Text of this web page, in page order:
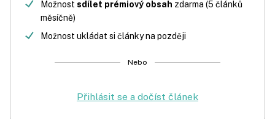
Možnost sdílet prémiový obsah zdarma (5 článků
měsíčně)
Možnost ukládat si články na později
Nebo
Přihlásit se a dočíst článek